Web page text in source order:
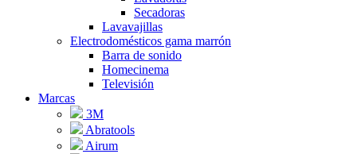
Secadoras
Lavavajillas
Electrodomésticos gama marrón
Barra de sonido
Homecinema
Televisión
Marcas
3M
Abratools
Airum